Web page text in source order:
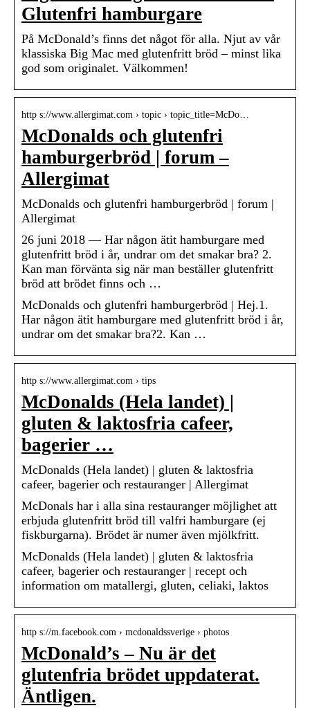
Glutenfri hamburgare
På McDonald’s finns det något för alla. Njut av vår
klassiska Big Mac med glutenfritt bröd – minst lika
god som originalet. Välkommen!
http s://www.allergimat.com › topic › topic_title=McDo…
McDonalds och glutenfri
hamburgerbröd | forum –
Allergimat
McDonalds och glutenfri hamburgerbröd | forum |
Allergimat
26 juni 2018 — Har någon ätit hamburgare med
glutenfritt bröd i år, undrar om det smakar bra? 2.
Kan man förvänta sig när man beställer glutenfritt
bröd att brödet finns och …
McDonalds och glutenfri hamburgerbröd | Hej.1.
Har någon ätit hamburgare med glutenfritt bröd i år,
undrar om det smakar bra?2. Kan …
http s://www.allergimat.com › tips
McDonalds (Hela landet) |
gluten & laktosfria cafeer,
bagerier …
McDonalds (Hela landet) | gluten & laktosfria
cafeer, bagerier och restauranger | Allergimat
McDonals har i alla sina restauranger möjlighet att
erbjuda glutenfritt bröd till valfri hamburgare (ej
fiskburgarna). Brödet är numer även mjölkfritt.
McDonalds (Hela landet) | gluten & laktosfria
cafeer, bagerier och restauranger | recept och
information om matallergi, gluten, celiaki, laktos
http s://m.facebook.com › mcdonaldssverige › photos
McDonald’s – Nu är det
glutenfria brödet uppdaterat.
Äntligen.